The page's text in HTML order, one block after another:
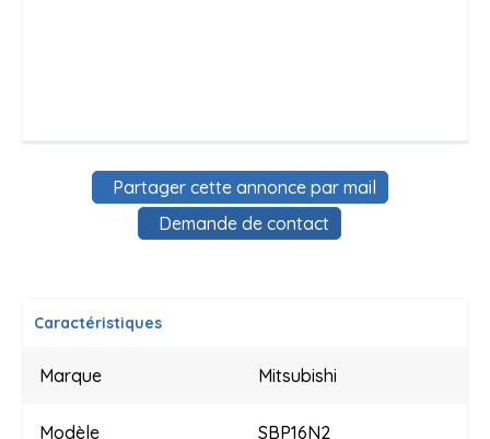
Demande de contact
Partager cette annonce par mail
Caractéristiques
Marque Mitsubishi
Modèle SBP16N2